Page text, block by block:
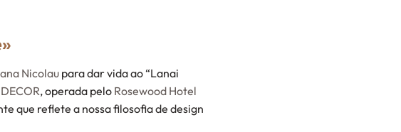
Nicolaupara dar vida ao “Lanai
, operada pelo Rosewood Hotel
que reflete a nossa filosofia de design